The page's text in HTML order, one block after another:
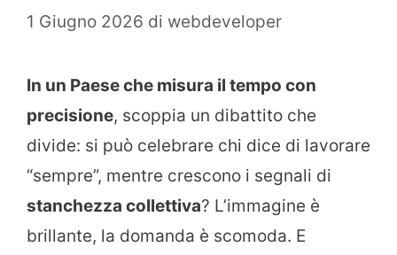
1 Giugno 2026 di webdeveloper
In un Paese che misura il tempo con
precisione, scoppia un dibattito che
divide: si può celebrare chi dice di lavorare
“sempre”, mentre crescono i segnali di
stanchezza collettiva? L’immagine è
brillante, la domanda è scomoda. E